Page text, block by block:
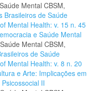
Mental CBSM,
Brasileiros de Saúde
Mental Health: v. 15 n. 45
e Saúde Mental
Mental CBSM,
de Saúde
Mental Health: v. 8 n. 20
e Arte: Implicações em
II